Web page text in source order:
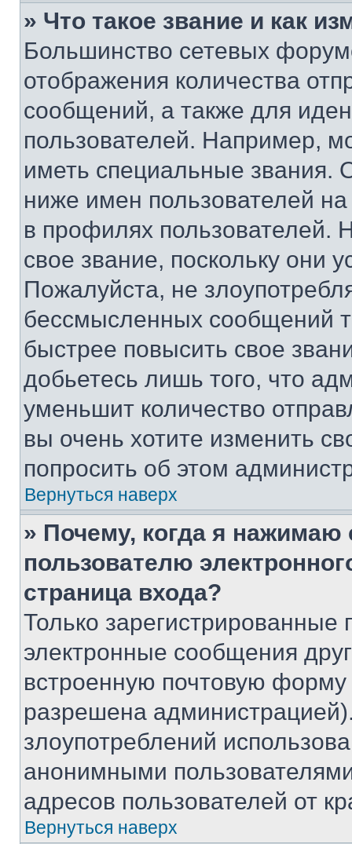
» Что такое звание и как
Большинство сетевых
отображения количества
сообщений, а также для
пользователей. Например,
иметь специальные звания.
ниже имен пользователей
в профилях
свое звание, поскольку они
Пожалуйста, не
бессмысленных сообщений
быстрее повысить свое
добьетесь лишь того, что
уменьшит количество
вы очень хотите изменить
попросить об этом
Вернуться наверх
» Почему, когда я нажимаю
пользователю
страница входа?
Только зарегистрированные
электронные сообщения
встроенную почтовую
разрешена
злоупотреблений
анонимными
адресов пользователей от
Вернуться наверх